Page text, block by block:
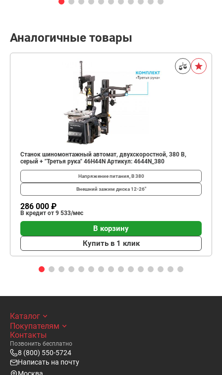
Аналогичные товары
Станок шиномонтажный автомат, двухскоростной, 380 В,
серый + "Третья рука" 46H44N Артикул: 4644N_380
Напряжение питания, В380
Внешний зажим диска12-26"
286 000 ₽
В кредит от 9 533/мес
В корзину
Купить в 1 клик
Каталог
Покупателям
Контакты
Позвонить бесплатно
8 (800) 550-5724
Написать на почту